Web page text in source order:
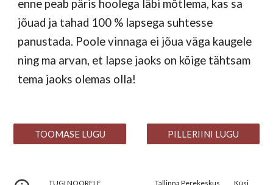
enne peab päris hoolega läbi mõtlema, kas sa
jõuad ja tahad 100 % lapsega suhtesse
panustada. Poole vinnaga ei jõua väga kaugele
ning ma arvan, et lapse jaoks on kõige tähtsam
tema jaoks olemas olla!
TOOMASE LUGU PILLERIINI LUGU
TUGI NOORELE Tallinna Perekeskus Küsi